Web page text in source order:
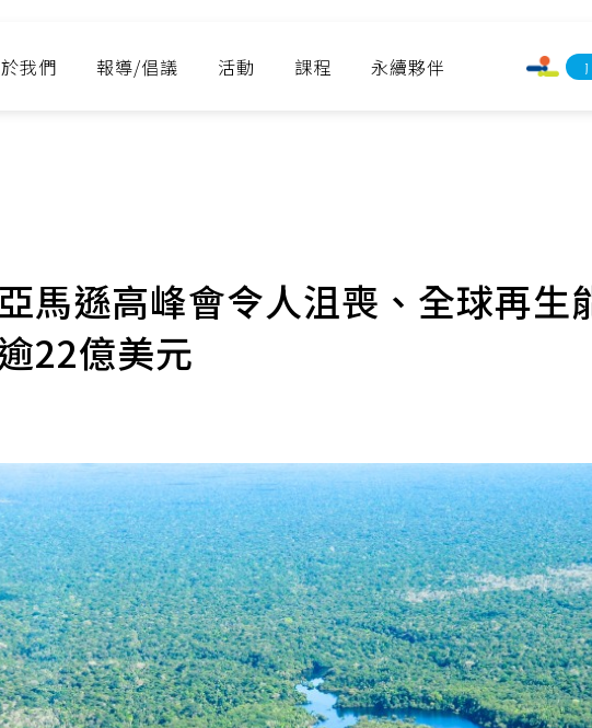
我們 報導/倡議 活動 課程 永續夥伴
馬遜高峰會令人沮喪、全球再生
22億美元